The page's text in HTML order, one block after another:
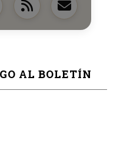
AL BOLETÍN